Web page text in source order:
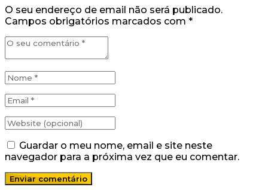
O seu endereço de email não será publicado.
Campos obrigatórios marcados com *
Guardar o meu nome, email e site neste
navegador para a próxima vez que eu comentar.